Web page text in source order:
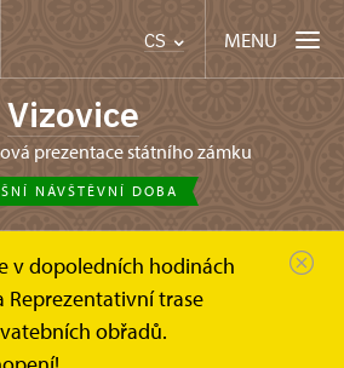
CS MENU
Vizovice
prezentace státního zámku
NÁVŠTĚVNÍ DOBA
v dopoledních hodinách
Reprezentativní trase
obřadů.
Historie